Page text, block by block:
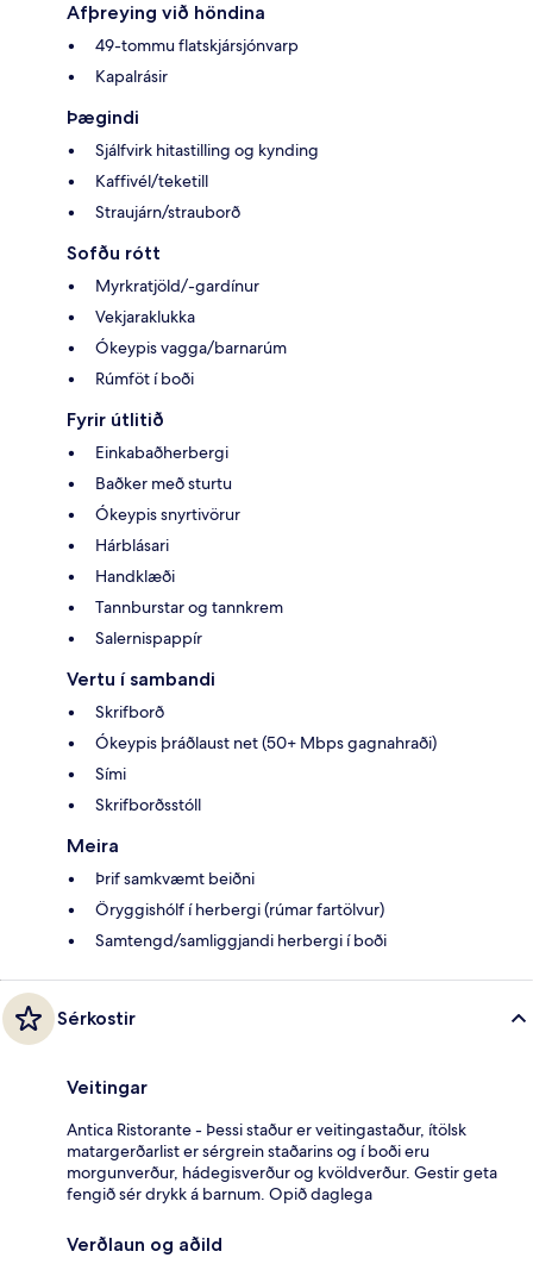
Afþreying við höndina
49-tommu flatskjársjónvarp
Kapalrásir
Þægindi
Sjálfvirk hitastilling og kynding
Kaffivél/teketill
Straujárn/strauborð
Sofðu rótt
Myrkratjöld/-gardínur
Vekjaraklukka
Ókeypis vagga/barnarúm
Rúmföt í boði
Fyrir útlitið
Einkabaðherbergi
Baðker með sturtu
Ókeypis snyrtivörur
Hárblásari
Handklæði
Tannburstar og tannkrem
Salernispappír
Vertu í sambandi
Skrifborð
Ókeypis þráðlaust net (50+ Mbps gagnahraði)
Sími
Skrifborðsstóll
Meira
Þrif samkvæmt beiðni
Öryggishólf í herbergi (rúmar fartölvur)
Samtengd/samliggjandi herbergi í boði
Sérkostir
Veitingar
Antica Ristorante - Þessi staður er veitingastaður, ítölsk
matargerðarlist er sérgrein staðarins og í boði eru
morgunverður, hádegisverður og kvöldverður. Gestir geta
fengið sér drykk á barnum. Opið daglega
Verðlaun og aðild